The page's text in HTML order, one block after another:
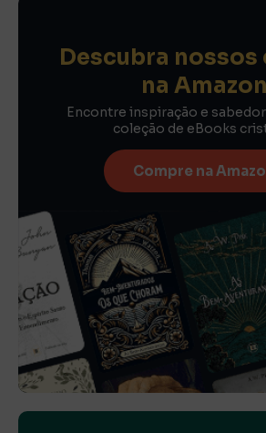
Descubra nossos
na Amazon
Encontre inspiração e
coleção de eBooks
Compre na